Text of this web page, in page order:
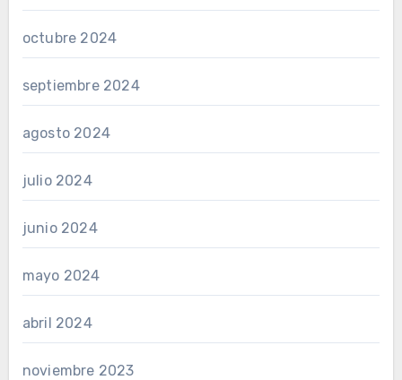
octubre 2024
septiembre 2024
agosto 2024
julio 2024
junio 2024
mayo 2024
abril 2024
noviembre 2023